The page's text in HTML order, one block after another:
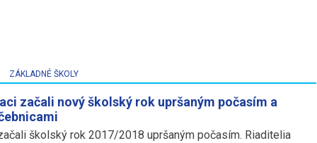
ZÁKLADNÉ ŠKOLY
začali nový školský rok upršaným počasím a
školský rok 2017/2018 upršaným počasím. Riaditelia